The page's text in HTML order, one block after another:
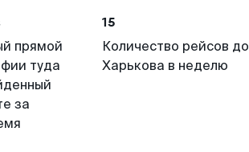
прямой
туда
за
15
Количество рейсов до
Харькова в неделю